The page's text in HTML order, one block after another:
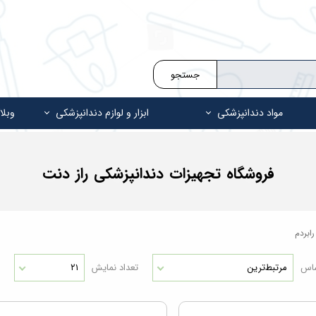
جستجو
مواد دندانپزشکی ابزار و لوازم دندانپزشکی
فروشگاه تجهیزات دندانپزشکی راز دنت
مرتبط‌ترین تعداد نمایش ۲۱